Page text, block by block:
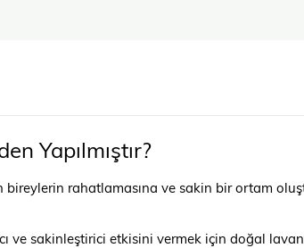
Yapılmıştır?
rahatlamasına ve sakin bir ortam
ve sakinleştirici etkisini vermek için doğal